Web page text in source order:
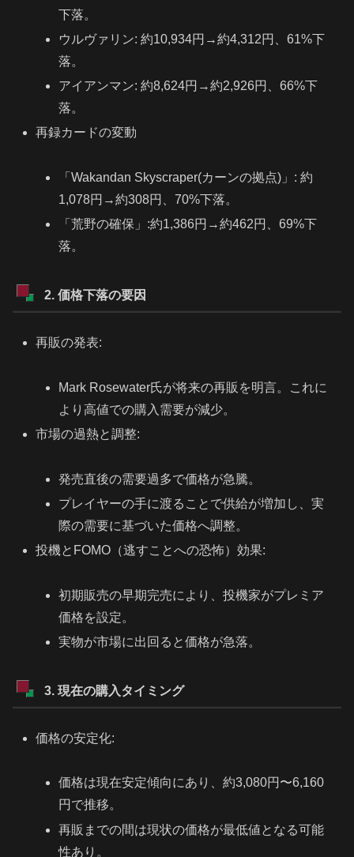
下落。
ウルヴァリン: 約10,934円→約4,312円、61%下
落。
アイアンマン: 約8,624円→約2,926円、66%下
落。
再録カードの変動
「Wakandan Skyscraper(カーンの拠点)」: 約
1,078円→約308円、70%下落。
「荒野の確保」:約1,386円→約462円、69%下
落。
2. 価格下落の要因
再販の発表:
Mark Rosewater氏が将来の再販を明言。これに
より高値での購入需要が減少。
市場の過熱と調整:
発売直後の需要過多で価格が急騰。
プレイヤーの手に渡ることで供給が増加し、実
際の需要に基づいた価格へ調整。
投機とFOMO（逃すことへの恐怖）効果:
初期販売の早期完売により、投機家がプレミア
価格を設定。
実物が市場に出回ると価格が急落。
3. 現在の購入タイミング
価格の安定化:
価格は現在安定傾向にあり、約3,080円〜6,160
円で推移。
再販までの間は現状の価格が最低値となる可能
性あり。